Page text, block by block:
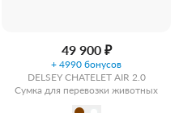
49 900 ₽
+ 4990 бонусов
DELSEY CHATELET AIR 2.0
Сумка для перевозки животных